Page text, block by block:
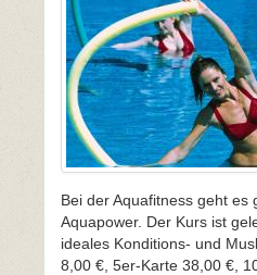
Bei der Aquafitness geht es
Aquapower. Der Kurs ist
ideales Konditions- und
8,00 €, 5er-Karte 38,00 €,